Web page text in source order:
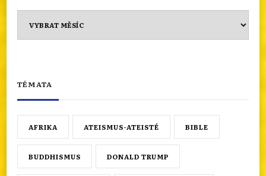
TÉMATA
AFRIKA ATEISMUS-ATEISTÉ BIBLE
BUDDHISMUS DONALD TRUMP